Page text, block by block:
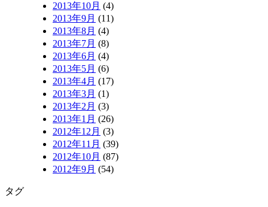
2013年10月 (4)
2013年9月 (11)
2013年8月 (4)
2013年7月 (8)
2013年6月 (4)
2013年5月 (6)
2013年4月 (17)
2013年3月 (1)
2013年2月 (3)
2013年1月 (26)
2012年12月 (3)
2012年11月 (39)
2012年10月 (87)
2012年9月 (54)
タグ